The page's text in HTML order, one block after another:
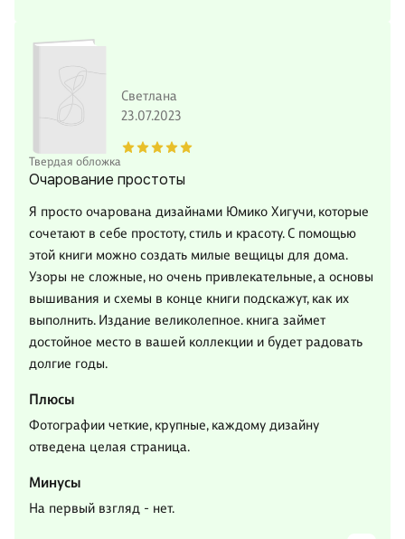
Твердая обложка
Светлана
23.07.2023
Очарование простоты
Я просто очарована дизайнами Юмико Хигучи, которые
сочетают в себе простоту, стиль и красоту. С помощью
этой книги можно создать милые вещицы для дома.
Узоры не сложные, но очень привлекательные, а основы
вышивания и схемы в конце книги подскажут, как их
выполнить. Издание великолепное. книга займет
достойное место в вашей коллекции и будет радовать
долгие годы.
Плюсы
Фотографии четкие, крупные, каждому дизайну
отведена целая страница.
Минусы
На первый взгляд - нет.